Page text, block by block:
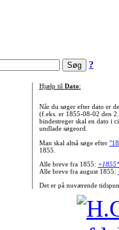
?
Hjælp til Dato:
Når du søger efter dato er
(f.eks. er 1855-08-02 den
bindestreger skal en dato i
undlade søgeord.
Man skal altså søge efter
1855.
Alle breve fra 1855:
Alle breve fra august 1855:
Det er på nuværende